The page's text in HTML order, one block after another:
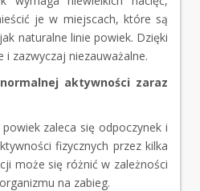
je w miejscach, które są
naturalne linie powiek. Dzięki
zazwyczaj niezauważalne.
aktywności zaraz
zaleca się odpoczynek i
fizycznych przez kilka
może się różnić w zależności
na zabieg.